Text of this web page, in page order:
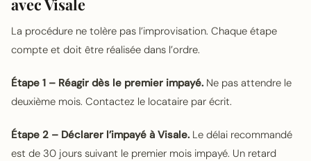
avec Visale
La procédure ne tolère pas l’improvisation. Chaque étape
compte et doit être réalisée dans l’ordre.
Étape 1 – Réagir dès le premier impayé. Ne pas attendre le
deuxième mois. Contactez le locataire par écrit.
Étape 2 – Déclarer l’impayé à Visale. Le délai recommandé
est de 30 jours suivant le premier mois impayé. Un retard